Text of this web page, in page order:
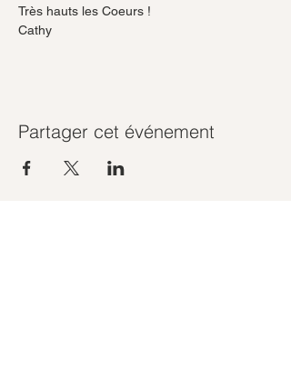
Très hauts les Coeurs !
Cathy
Partager cet événement